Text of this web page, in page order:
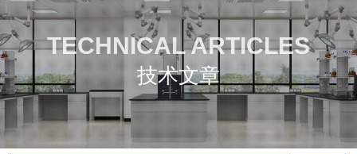
TECHNICAL ARTICLES
技术文章